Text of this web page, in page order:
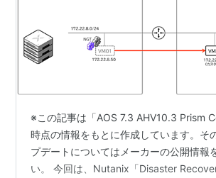
※この記事は「AOS 7.3 AHV10.3 Prism
時点の情報をもとに作成しています。そ
プデートについてはメーカーの公開情報
い。 今回は、Nutanix「Disaster